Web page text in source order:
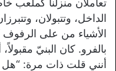
الداخل، وتتبولان،
الأشياء من على
بالفرو. كان البنيّ
أنني قلت ذات مرة: